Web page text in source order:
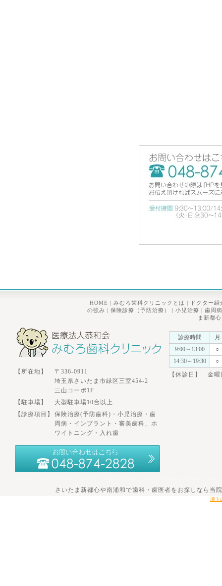
HOME | みむろ歯科クリニックとは |
ドクター紹
の強み | 保険診療（予防治療） | 小児治療 | 歯周
ま新都
【所在地】
〒336-0911
埼玉県さいたま市緑区三室454-2
三山コーポ1F
【駐車場】
大型駐車場10台以上
【診療項目】
保険治療(予防歯科)・小児治療・歯
周病・インプラント・審美歯科、ホ
ワイトニング・入れ歯
診療時間
月
9:00～13:00
○
14:30～19:30
○
【休診日】 金曜
さいたま新都心や南浦和で歯科・歯医者をお探しなら当
埼玉